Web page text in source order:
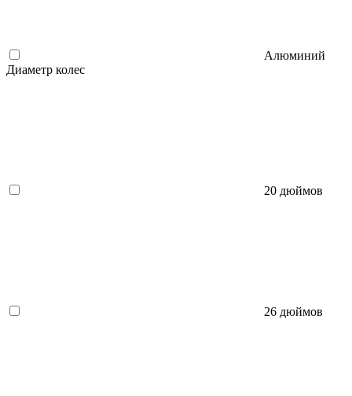
Алюминий
Диаметр колес
20 дюймов
26 дюймов